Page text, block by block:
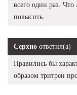
всего один раз. Что
повысить.
Серхио ответил(а)
Правились бы
образом тритрен